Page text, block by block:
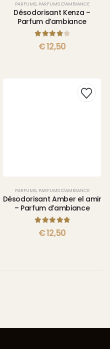
PARFUMS, PARFUMS D'AMBIANCE
Désodorisant Kenza –
Parfum d’ambiance
4.00sur 5
€12,50
PARFUMS, PARFUMS D'AMBIANCE
Désodorisant Amber el amir
– Parfum d’ambiance
5.00sur 5
€12,50